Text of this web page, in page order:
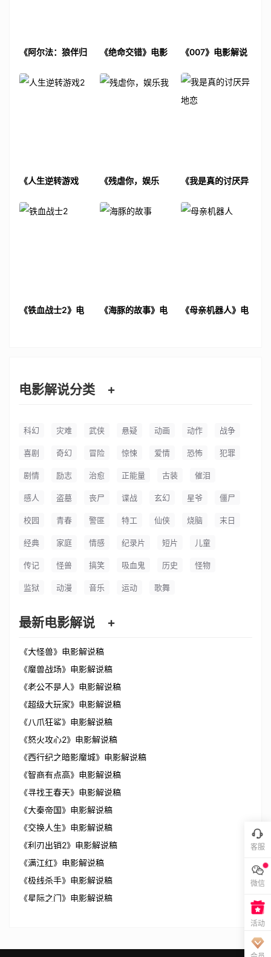
《阿尔法：狼伴归
《绝命交错》电影
《007》电影解说
《人生逆转游戏
《残虐你，娱乐
《我是真的讨厌异
案
《铁血战士2》电
《海豚的故事》电
《母亲机器人》电
电影解说分类 +
科幻 灾难 武侠 悬疑 动画 动作 战争
喜剧 奇幻 冒险 惊悚 爱情 恐怖 犯罪
剧情 励志 治愈 正能量 古装 催泪
感人 盗墓 丧尸 谍战 玄幻 星爷 僵尸
校园 青春 警匪 特工 仙侠 烧脑 末日
经典 家庭 情感 纪录片 短片 儿童
传记 怪兽 搞笑 吸血鬼 历史 怪物
监狱 动漫 音乐 运动 歌舞
最新电影解说 +
《大怪兽》电影解说稿
《魔兽战场》电影解说稿
《老公不是人》电影解说稿
《超级大玩家》电影解说稿
《八爪狂鲨》电影解说稿
《怒火攻心2》电影解说稿
《西行纪之暗影魔城》电影解说稿
《智商有点高》电影解说稿
《寻找王春天》电影解说稿
《大秦帝国》电影解说稿
《交换人生》电影解说稿
《利刃出销2》电影解说稿
《满江红》电影解说稿
《极线杀手》电影解说稿
《星际之门》电影解说稿
客服
微信
活动